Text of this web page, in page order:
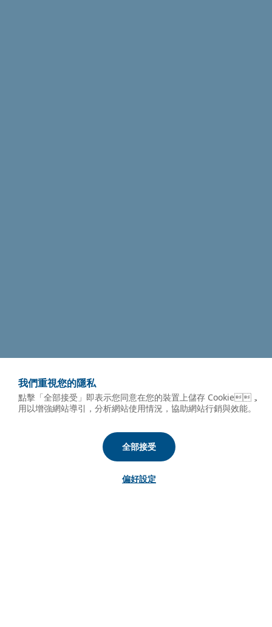
我們重視您的隱私
點擊「全部接受」即表示您同意在您的裝置上儲存 Cookie，
用以增強網站導引，分析網站使用情況，協助網站行銷與效能。
全部接受
偏好設定